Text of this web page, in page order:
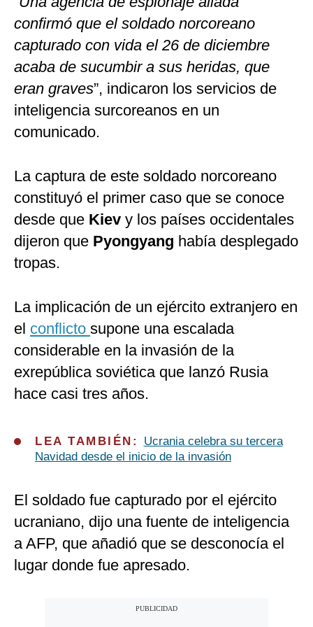
confirmó que el soldado norcoreano
capturado con vida el 26 de diciembre
acaba de sucumbir a sus heridas, que
eran graves”, indicaron los servicios de
inteligencia surcoreanos en un
comunicado.
La captura de este soldado norcoreano
constituyó el primer caso que se conoce
desde que Kiev y los países occidentales
dijeron que Pyongyang había desplegado
tropas.
La implicación de un ejército extranjero en
el conflicto supone una escalada
considerable en la invasión de la
exrepública soviética que lanzó Rusia
hace casi tres años.
LEA TAMBIÉN: Ucrania celebra su tercera
Navidad desde el inicio de la invasión
El soldado fue capturado por el ejército
ucraniano, dijo una fuente de inteligencia
a AFP, que añadió que se desconocía el
lugar donde fue apresado.